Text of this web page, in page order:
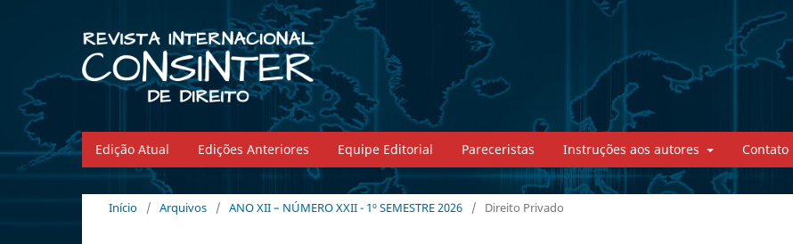
Edição Atual Edições Anteriores Equipe Editorial Pareceristas Instruções aos autores Contato
Início / Arquivos / ANO XII – NÚMERO XXII - 1º SEMESTRE 2026 / Direito Privado